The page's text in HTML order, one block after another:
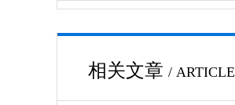
相关文章 / ARTICLE